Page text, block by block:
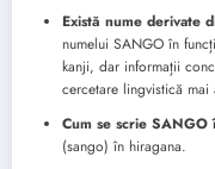
Există nume derivate
numelui SANGO în
kanji, dar informații
cercetare lingvistică mai
Cum se scrie SANGO
(sango) în hiragana.